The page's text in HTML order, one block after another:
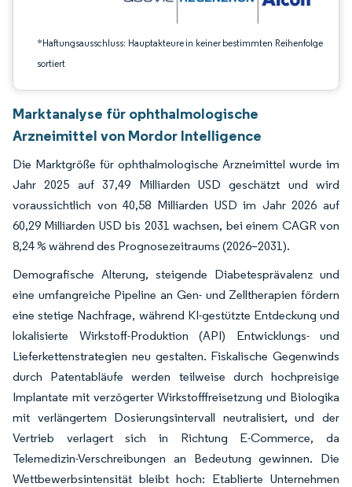
*Haftungsausschluss: Hauptakteure in keiner bestimmten Reihenfolge
sortiert
Marktanalyse für ophthalmologische
Arzneimittel von Mordor Intelligence
Die Marktgröße für ophthalmologische Arzneimittel wurde im
Jahr 2025 auf 37,49 Milliarden USD geschätzt und wird
voraussichtlich von 40,58 Milliarden USD im Jahr 2026 auf
60,29 Milliarden USD bis 2031 wachsen, bei einem CAGR von
8,24 % während des Prognosezeitraums (2026–2031).
Demografische Alterung, steigende Diabetesprävalenz und
eine umfangreiche Pipeline an Gen- und Zelltherapien fördern
eine stetige Nachfrage, während KI-gestützte Entdeckung und
lokalisierte Wirkstoff-Produktion (API) Entwicklungs- und
Lieferkettenstrategien neu gestalten. Fiskalische Gegenwinds
durch Patentabläufe werden teilweise durch hochpreisige
Implantate mit verzögerter Wirkstofffreisetzung und Biologika
mit verlängertem Dosierungsintervall neutralisiert, und der
Vertrieb verlagert sich in Richtung E-Commerce, da
Telemedizin-Verschreibungen an Bedeutung gewinnen. Die
Wettbewerbsintensität bleibt hoch: Etablierte Unternehmen